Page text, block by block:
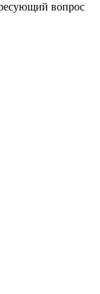
вопрос